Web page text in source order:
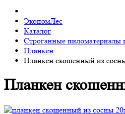
ЭкономЛес
Каталог
Строганные пиломатериалы
Планкен
Планкен скошенный из
Планкен